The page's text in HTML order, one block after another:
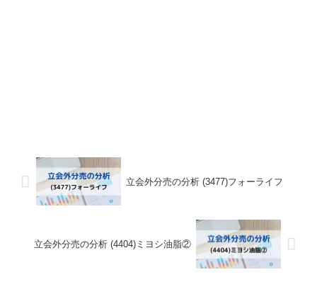
立会外分売の分析 (3477)フォーライフ
立会外分売の分析 (4404)ミヨシ油脂②